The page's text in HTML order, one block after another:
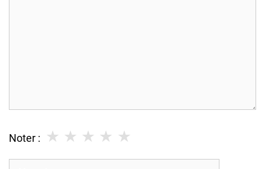
Noter : ★
★
★
★
★